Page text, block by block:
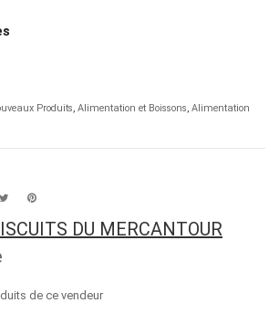
Produits Alimentation et Boissons Alimentation
DU MERCANTOUR
de ce vendeur